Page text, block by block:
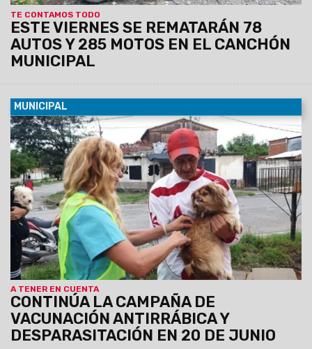
TE CONTAMOS TODO
ESTE VIERNES SE REMATARÁN 78
AUTOS Y 285 MOTOS EN EL CANCHÓN
MUNICIPAL
MUNICIPAL
A TENER EN CUENTA
CONTINÚA LA CAMPAÑA DE
VACUNACIÓN ANTIRRÁBICA Y
DESPARASITACIÓN EN 20 DE JUNIO
06/03/2024 Hasta el viernes el operativo continuará en la
zona. El objetivo es velar por la salud animal y de las
personas. En lo que va del mes se colocaron 716 dosis.